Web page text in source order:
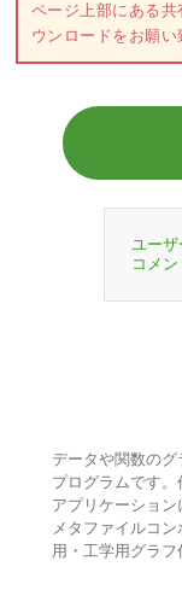
ページ上部にある
ウンロードをお願い
ユー
コメン
データや関数の
プログラムです
アプリケーション
メタファイルコ
用・工学用グラフ